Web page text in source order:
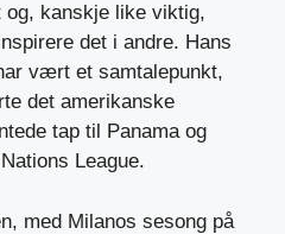
kanskje like viktig,
det i andre. Hans
vært et samtalepunkt,
det amerikanske
tap til Panama og
League.
med Milanos sesong på